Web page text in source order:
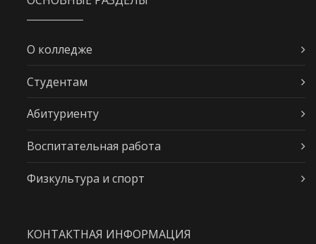
О колледже
Студентам
Абитуриенту
Воспитательная работа
Физкультура и спорт
КОНТАКТНАЯ ИНФОРМАЦИЯ